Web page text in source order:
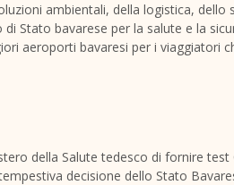
ambientali, della logistica, dello
Stato bavarese per la salute e la
aeroporti bavaresi per i viaggiatori
della Salute tedesco di fornire
decisione dello Stato